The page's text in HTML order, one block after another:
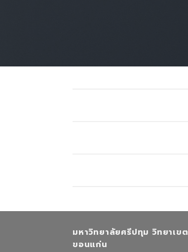
มหาวิทยาลัยศรีปทุม วิทยาเขต
ขอนแก่น